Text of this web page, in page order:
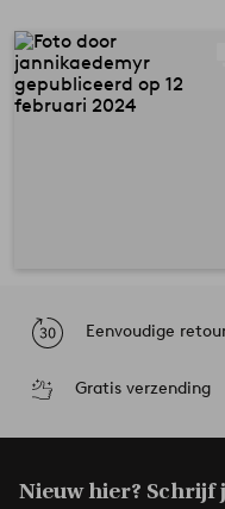
Eenvoudige
Gratis verzending
Nieuw hier? Schrijf